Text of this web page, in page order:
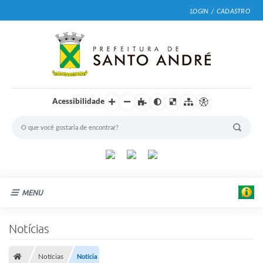
LOGIN / CADASTRO
Acessibilidade
MENU
Notícias
Notícias Notícia